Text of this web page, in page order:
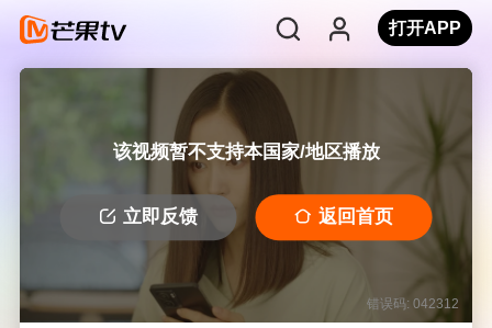
打开APP
该视频暂不支持本国家/地区播放
立即反馈 返回首页
错误码: 042312